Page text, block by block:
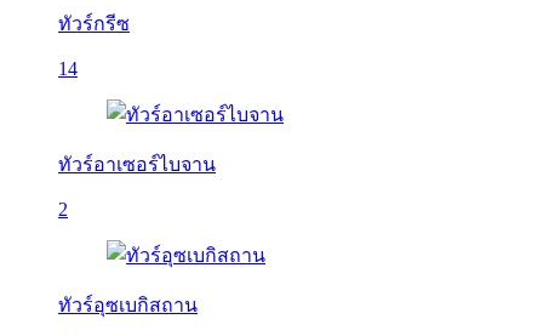
ทัวร์กรีซ
14
ทัวร์อาเซอร์ไบจาน
2
ทัวร์อุซเบกิสถาน